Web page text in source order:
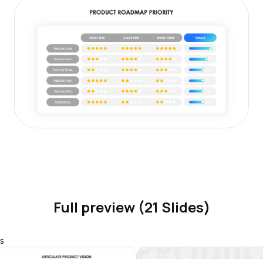
Full preview (21 Slides)
s